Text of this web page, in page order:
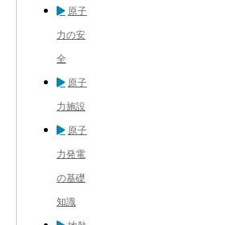
原子
力の安
全
原子
力施設
原子
力発電
の基礎
知識